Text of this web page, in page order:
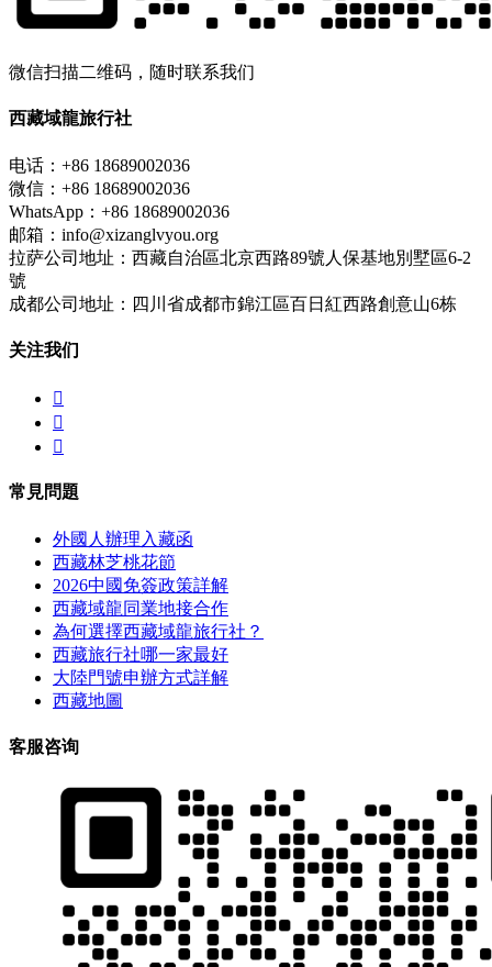
微信扫描二维码，随时联系我们
西藏域龍旅行社
电话：+86 18689002036
微信：+86 18689002036
WhatsApp：+86 18689002036
邮箱：info@xizanglvyou.org
拉萨公司地址：西藏自治區北京西路89號人保基地別墅區6-2
號
成都公司地址：四川省成都市錦江區百日紅西路創意山6栋
关注我们



常見問題
外國人辦理入藏函
西藏林芝桃花節
2026中國免簽政策詳解
西藏域龍同業地接合作
為何選擇西藏域龍旅行社？
西藏旅行社哪一家最好
大陸門號申辦方式詳解
西藏地圖
客服咨询